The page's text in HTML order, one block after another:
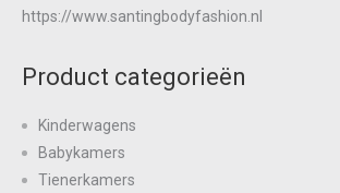
https://www.santingbodyfashion.nl
Product categorieën
Kinderwagens
Babykamers
Tienerkamers